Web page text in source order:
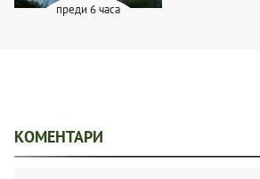
преди 6 часа
КОМЕНТАРИ